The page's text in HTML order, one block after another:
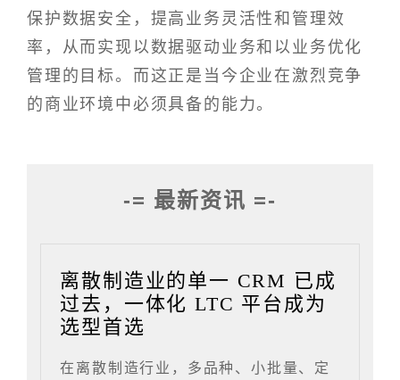
保护数据安全，提高业务灵活性和管理效
率，从而实现以数据驱动业务和以业务优化
管理的目标。而这正是当今企业在激烈竞争
的商业环境中必须具备的能力。
-= 最新资讯 =-
离散制造业的单一 CRM 已成
过去，一体化 LTC 平台成为
选型首选
在离散制造行业，多品种、小批量、定